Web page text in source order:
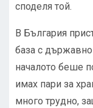
споделя той.
В България
база с
началото беше
имах пари за
много трудно,